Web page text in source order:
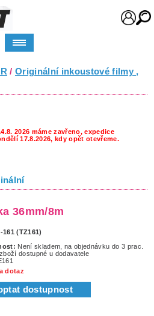
/ Originální inkoustové filmy ,
2026 máme zavřeno, expedice
17.8.2026, kdy opět otevřeme.
36mm/8m
161 (TZ161)
Není skladem, na objednávku do 3 prac.
dostupné u dodavatele
dotaz
dostupnost